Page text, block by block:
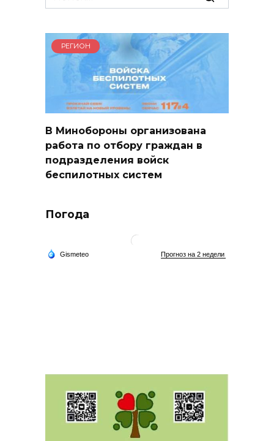
for:
РЕГИОН
В Минобороны организована
работа по отбору граждан в
подразделения войск
беспилотных систем
Погода